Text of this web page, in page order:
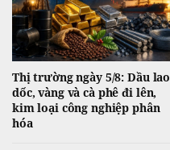
Thị trường ngày 5/8: Dầu lao
dốc, vàng và cà phê đi lên,
kim loại công nghiệp phân
hóa